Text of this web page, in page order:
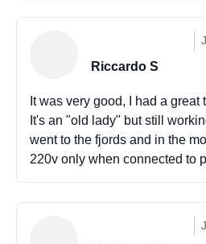
Riccardo S
It was very good, I had a great
It's an "old lady" but still
went to the fjords and in the
220v only when connected to